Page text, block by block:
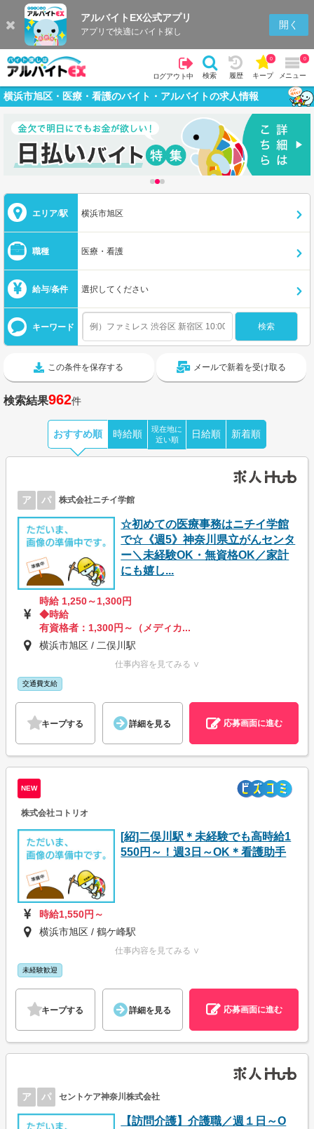
アルバイトEX公式アプリ
アプリで快適にバイト探し
開く
ログアウト中 検索 履歴 キープ
0
メニュー
0
横浜市旭区・医療・看護のバイト・アルバイトの求人情報
エリア/駅 横浜市旭区
職種 医療・看護
給与/条件 選択してください
キーワード
この条件を保存する メールで新着を受け取る
検索結果962件
おすすめ順 時給順
現在地に
近い順
日給順 新着順
ア パ 株式会社ニチイ学館
☆初めての医療事務はニチイ学館
で☆《週5》神奈川県立がんセンタ
ー＼未経験OK・無資格OK／家計
にも嬉し...
時給 1,250～1,300円
◆時給
有資格者：1,300円～（メディカ...
横浜市旭区 / 二俣川駅
仕事内容を見てみる ∨
交通費支給
キープする 詳細を見る 応募画面に進む
NEW
株式会社コトリオ
[紹]二俣川駅＊未経験でも高時給1
550円～！週3日～OK＊看護助手
時給1,550円～
横浜市旭区 / 鶴ケ峰駅
仕事内容を見てみる ∨
未経験歓迎
キープする 詳細を見る 応募画面に進む
ア パ セントケア神奈川株式会社
【訪問介護】介護職／週１日～O